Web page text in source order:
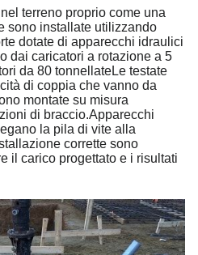
terreno proprio come una
sono installate utilizzando
dotate di apparecchi idraulici
dai caricatori a rotazione a 5
da 80 tonnellateLe testate
di coppia che vanno da
montate su misura
di braccio.Apparecchi
la pila di vite alla
corrette sono
il carico progettato e i risultati